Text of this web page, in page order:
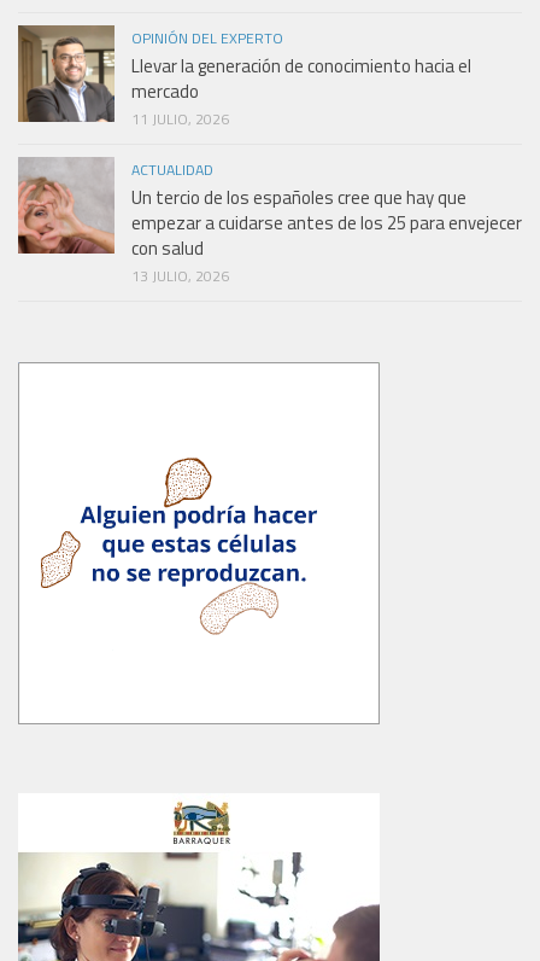
OPINIÓN DEL EXPERTO
Llevar la generación de conocimiento hacia el
mercado
11 JULIO, 2026
ACTUALIDAD
Un tercio de los españoles cree que hay que
empezar a cuidarse antes de los 25 para envejecer
con salud
13 JULIO, 2026